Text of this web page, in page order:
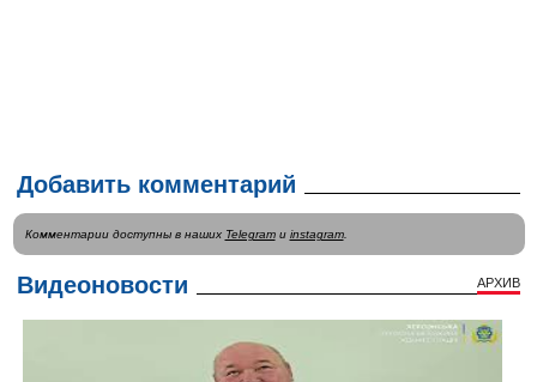
Добавить комментарий
Комментарии доступны в наших Telegramи instagram.
Видеоновости АРХИВ